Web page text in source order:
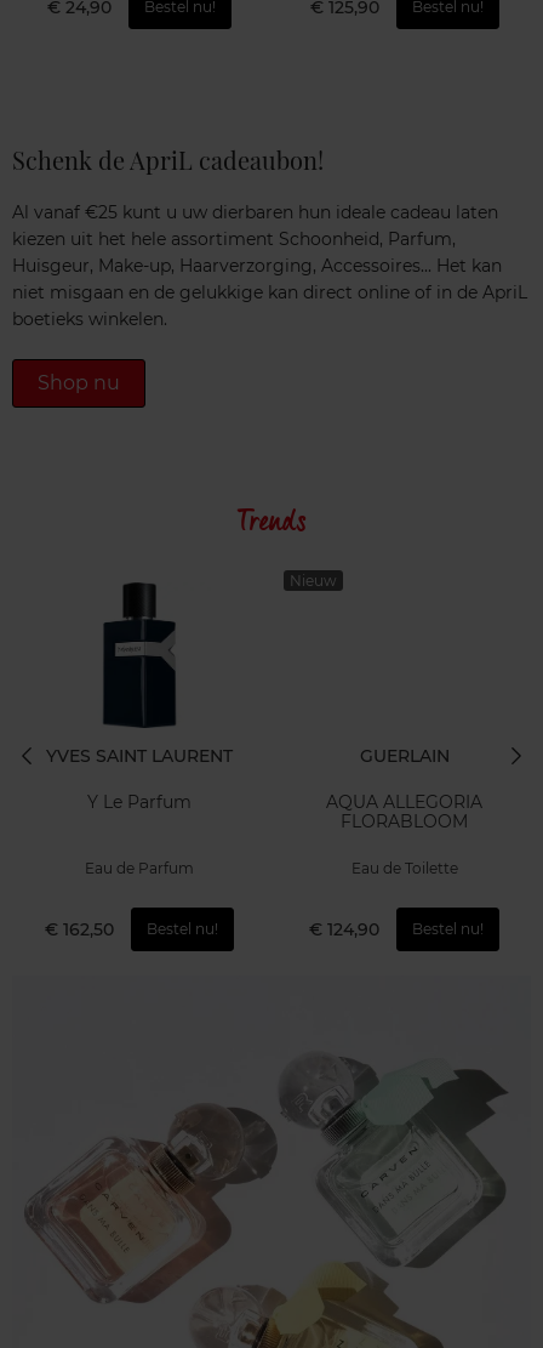
€ 24,90 Bestel nu! € 125,90 Bestel nu!
Schenk de ApriL cadeaubon!
Al vanaf €25 kunt u uw dierbaren hun ideale cadeau laten
kiezen uit het hele assortiment Schoonheid, Parfum,
Huisgeur, Make-up, Haarverzorging, Accessoires... Het kan
niet misgaan en de gelukkige kan direct online of in de ApriL
boetieks winkelen.
Shop nu
Trends
YVES SAINT LAURENT
Y Le Parfum
Eau de Parfum
€ 162,50 Bestel nu!
Nieuw
GUERLAIN
AQUA ALLEGORIA
FLORABLOOM
Eau de Toilette
€ 124,90 Bestel nu!